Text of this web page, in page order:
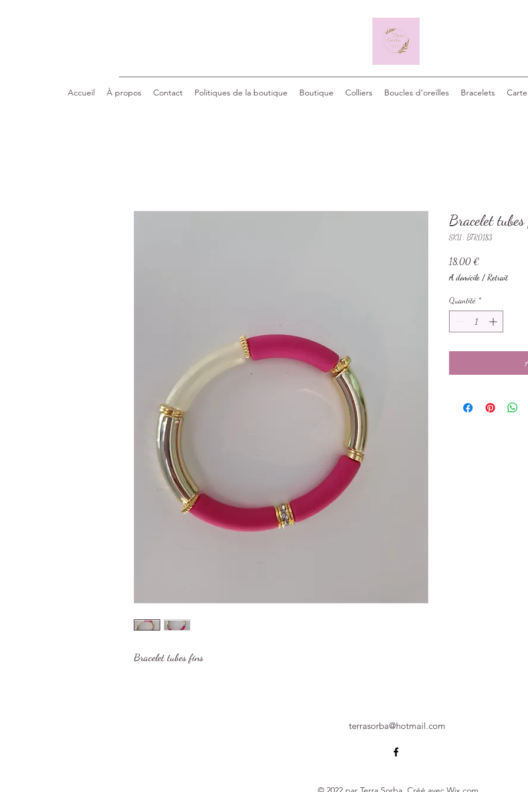
Accueil À propos Contact Politiques de la boutique Boutique Colliers Boucles d'oreilles Bracelets
Bracelet tubes fins
Bracelet
SKU : BTR0183
18,00 €
A domicile / Retrait
Quantité *
terrasorba@hotmail.com